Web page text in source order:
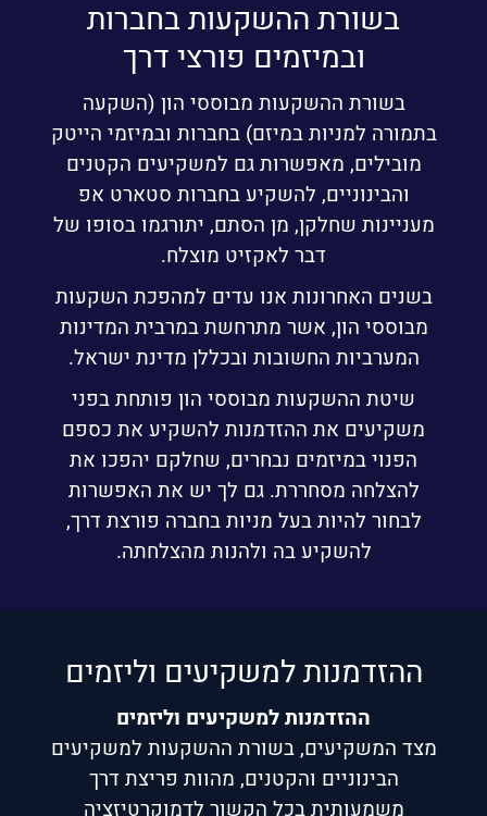
בשורת ההשקעות בחברות
ובמיזמים פורצי דרך
בשורת ההשקעות מבוססי הון (השקעה
בתמורה למניות במיזם) בחברות ובמיזמי הייטק
מובילים, מאפשרות גם למשקיעים הקטנים
והבינוניים, להשקיע בחברות סטארט אפ
מעניינות שחלקן, מן הסתם, יתורגמו בסופו של
דבר לאקזיט מוצלח.
בשנים האחרונות אנו עדים למהפכת השקעות
מבוססי הון, אשר מתרחשת במרבית המדינות
המערביות החשובות ובכללן מדינת ישראל.
שיטת ההשקעות מבוססי הון פותחת בפני
משקיעים את ההזדמנות להשקיע את כספם
הפנוי במיזמים נבחרים, שחלקם יהפכו את
להצלחה מסחררת. גם לך יש את האפשרות
לבחור להיות בעל מניות בחברה פורצת דרך,
להשקיע בה ולהנות מהצלחתה.
ההזדמנות למשקיעים וליזמים
ההזדמנות למשקיעים וליזמים
מצד המשקיעים, בשורת ההשקעות למשקיעים
הבינוניים והקטנים, מהוות פריצת דרך
משמעותית בכל הקשור לדמוקרטיזציה